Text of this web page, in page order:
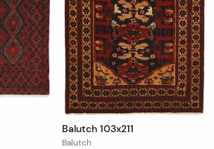
Balutch 103x211
Balutch